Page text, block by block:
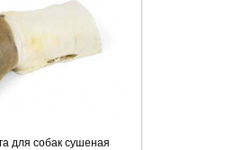
для собак сушеная